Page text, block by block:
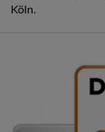
Köln.